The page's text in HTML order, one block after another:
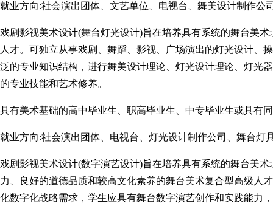
就业方向:社会演出团体、文艺单位、电视台、舞美设计制作公
戏剧影视美术设计(舞台灯光设计)旨在培养具有系统的舞台美
人才。可独立从事戏剧、舞蹈、影视、广场演出的灯光设计、
泛的专业知识结构，进行舞美设计理论、灯光设计理论、灯光
的专业技能和艺术修养。
具有美术基础的高中毕业生、职高毕业生、中专毕业生或具有
就业方向:社会演出团体、电视台、灯光设计制作公司、舞台
戏剧影视美术设计(数字演艺设计)旨在培养具有系统的舞台美
力、良好的道德品质和较高文化素养的舞台美术复合型高级人
化数字化战略需求，学生应具有舞台数字演艺创作和实践能力